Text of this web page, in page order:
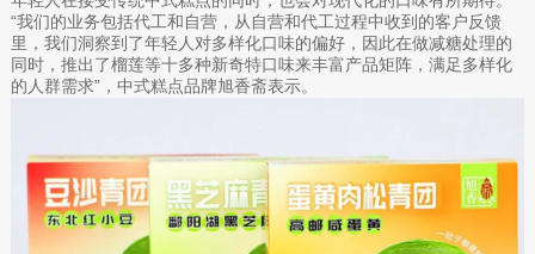
“我们的业务包括代工和自营，从自营和代工过程中收到的客户反馈
里，我们洞察到了年轻人对多样化口味的偏好，因此在做减糖处理的
同时，推出了榴莲等十多种新奇特口味来丰富产品矩阵，满足多样化
的人群需求”，中式糕点品牌旭香斋表示。